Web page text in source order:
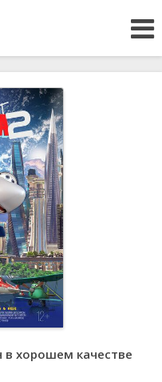
в хорошем качестве